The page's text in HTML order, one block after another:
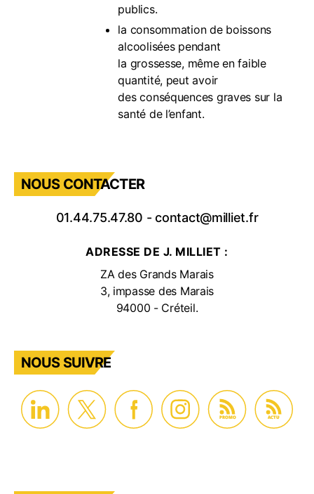
publics.
la consommation de boissons
alcoolisées pendant
la grossesse, même en faible
quantité, peut avoir
des conséquences graves sur la
santé de l’enfant.
NOUS CONTACTER
01.44.75.47.80 -contact@milliet.fr
ADRESSE DE J. MILLIET :
ZA des Grands Marais
3, impasse des Marais
94000 - Créteil.
NOUS SUIVRE
PROMO ACTU